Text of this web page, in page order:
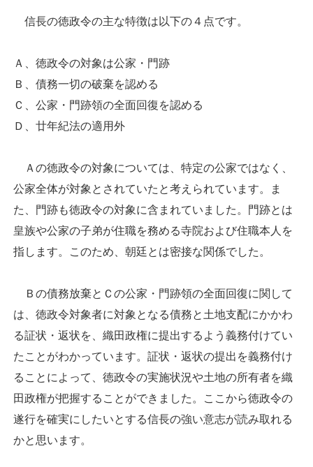
信長の徳政令の主な特徴は以下の４点です。
Ａ、徳政令の対象は公家・門跡
Ｂ、債務一切の破棄を認める
Ｃ、公家・門跡領の全面回復を認める
Ｄ、廿年紀法の適用外
Ａの徳政令の対象については、特定の公家ではなく、
公家全体が対象とされていたと考えられています。ま
た、門跡も徳政令の対象に含まれていました。門跡とは
皇族や公家の子弟が住職を務める寺院および住職本人を
指します。このため、朝廷とは密接な関係でした。
Ｂの債務放棄とＣの公家・門跡領の全面回復に関して
は、徳政令対象者に対象となる債務と土地支配にかかわ
る証状・返状を、織田政権に提出するよう義務付けてい
たことがわかっています。証状・返状の提出を義務付け
ることによって、徳政令の実施状況や土地の所有者を織
田政権が把握することができました。ここから徳政令の
遂行を確実にしたいとする信長の強い意志が読み取れる
かと思います。